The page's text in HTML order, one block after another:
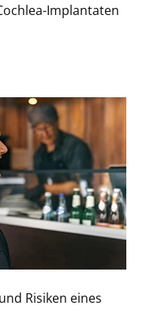
Implantaten
Risiken eines